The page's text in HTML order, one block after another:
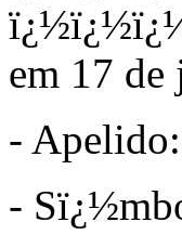
em 17 de
-
-